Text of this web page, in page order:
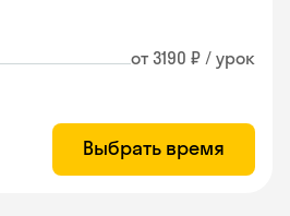
от 3190 ₽ / урок
Выбрать время